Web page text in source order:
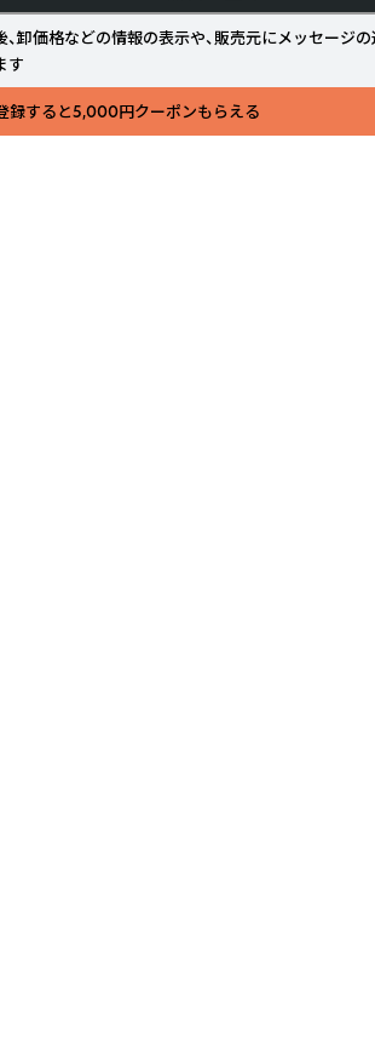
、卸価格などの情報の表示や、販売元にメッセージ
す
登録すると5,000円クーポンもらえる